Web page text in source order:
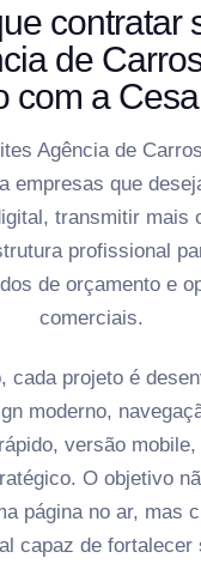
contratar
de
com a
Agência de
empresas que
transmitir mais
profissional
de orçamento e
comerciais.
cada projeto é
moderno,
versão
O objetivo
página no ar, mas
capaz de fortalecer